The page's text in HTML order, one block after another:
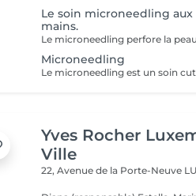
Le soin microneedling aux
mains.
Microneedling
Yves Rocher
Ville
22, Avenue de la Porte-Neuve